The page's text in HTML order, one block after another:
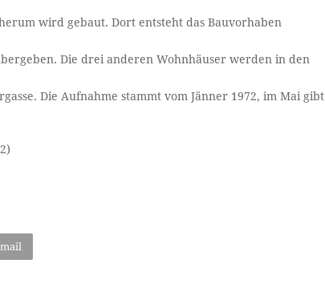
wird gebaut. Dort entsteht das Bauvorhaben
Die drei anderen Wohnhäuser werden in den
Die Aufnahme stammt vom Jänner 1972, im Mai gibt